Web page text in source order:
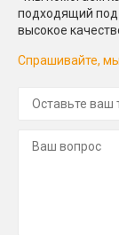
подходящий под
высокое
Спрашивайте,